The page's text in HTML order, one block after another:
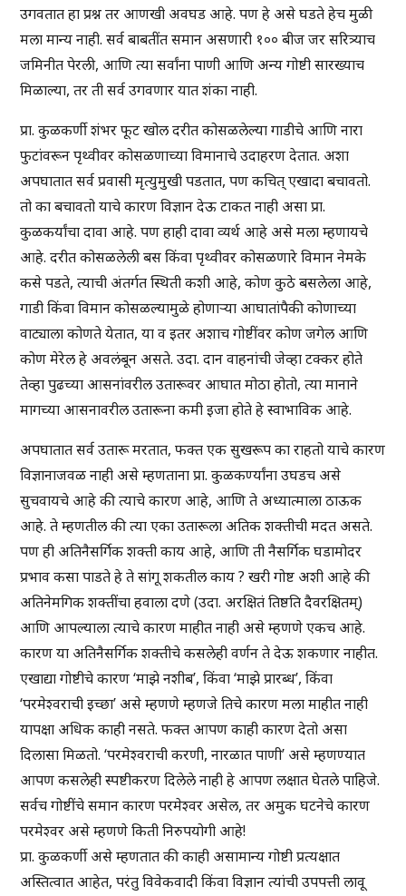
उगवतात हा प्रश्न तर आणखी अवघड आहे. पण हे असे घडते हेच मुळी
मला मान्य नाही. सर्व बाबतींत समान असणारी १०० बीज जर सरित्र्याच
जमिनीत पेरली, आणि त्या सर्वांना पाणी आणि अन्य गोष्टी सारख्याच
मिळाल्या, तर ती सर्व उगवणार यात शंका नाही.
प्रा. कुळकर्णी शंभर फूट खोल दरीत कोसळलेल्या गाडीचे आणि नारा
फुटांवरून पृथ्वीवर कोसळणाच्या विमानाचे उदाहरण देतात. अशा
अपघातात सर्व प्रवासी मृत्युमुखी पडतात, पण कचित् एखादा बचावतो.
तो का बचावतो याचे कारण विज्ञान देऊ टाकत नाही असा प्रा.
कुळकर्यांचा दावा आहे. पण हाही दावा व्यर्थ आहे असे मला म्हणायचे
आहे. दरीत कोसळलेली बस किंवा पृथ्वीवर कोसळणारे विमान नेमके
कसे पडते, त्याची अंतर्गत स्थिती कशी आहे, कोण कुठे बसलेला आहे,
गाडी किंवा विमान कोसळल्यामुळे होणार्‍या आघातांपैकी कोणाच्या
वाट्याला कोणते येतात, या व इतर अशाच गोष्टींवर कोण जगेल आणि
कोण मेरेल हे अवलंबून असते. उदा. दान वाहनांची जेव्हा टक्कर होते
तेव्हा पुढच्या आसनांवरील उतारूवर आघात मोठा होतो, त्या मानाने
मागच्या आसनावरील उतारूना कमी इजा होते हे स्वाभाविक आहे.
अपघातात सर्व उतारू मरतात, फक्त एक सुखरूप का राहतो याचे कारण
विज्ञानाजवळ नाही असे म्हणताना प्रा. कुळकर्ण्यांना उघडच असे
सुचवायचे आहे की त्याचे कारण आहे, आणि ते अध्यात्माला ठाऊक
आहे. ते म्हणतील की त्या एका उतारूला अतिक शक्तीची मदत असते.
पण ही अतिनैसर्गिक शक्ती काय आहे, आणि ती नैसर्गिक घडामोदर
प्रभाव कसा पाडते हे ते सांगू शकतील काय ? खरी गोष्ट अशी आहे की
अतिनेमगिक शक्तींचा हवाला दणे (उदा. अरक्षितं तिष्ठति दैवरक्षितम्)
आणि आपल्याला त्याचे कारण माहीत नाही असे म्हणणे एकच आहे.
कारण या अतिनैसर्गिक शक्तीचे कसलेही वर्णन ते देऊ शकणार नाहीत.
एखाद्या गोष्टीचे कारण ‘माझे नशीब’, किंवा ‘माझे प्रारब्ध’, किंवा
‘परमेश्वराची इच्छा’ असे म्हणणे म्हणजे तिचे कारण मला माहीत नाही
यापक्षा अधिक काही नसते. फक्त आपण काही कारण देतो असा
दिलासा मिळतो. ‘परमेश्वराची करणी, नारळात पाणी’ असे म्हणण्यात
आपण कसलेही स्पष्टीकरण दिलेले नाही हे आपण लक्षात घेतले पाहिजे.
सर्वच गोष्टींचे समान कारण परमेश्वर असेल, तर अमुक घटनेचे कारण
परमेश्वर असे म्हणणे किती निरुपयोगी आहे!
प्रा. कुळकर्णी असे म्हणतात की काही असामान्य गोष्टी प्रत्यक्षात
अस्तित्वात आहेत, परंतु विवेकवादी किंवा विज्ञान त्यांची उपपत्ती लावू